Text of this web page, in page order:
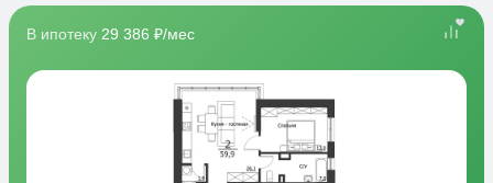
В ипотеку 29 386 ₽/мес